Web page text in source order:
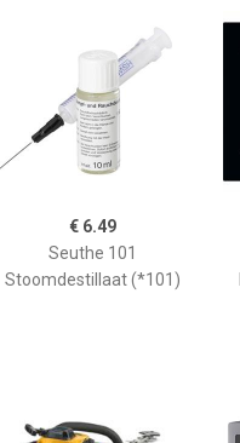
€ 6.49
Seuthe 101
Stoomdestillaat (*101)